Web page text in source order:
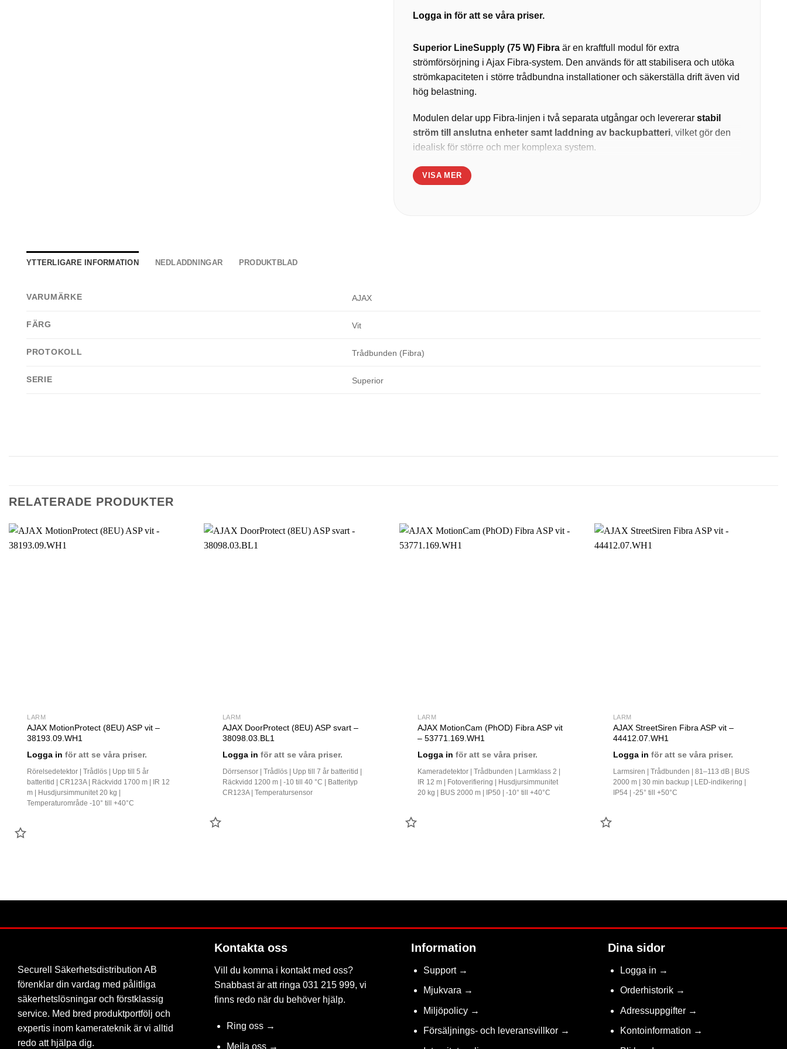
Logga in för att se våra priser.
Superior LineSupply (75 W) Fibra är en kraftfull modul för extra
strömförsörjning i Ajax Fibra-system. Den används för att stabilisera och utöka
strömkapaciteten i större trådbundna installationer och säkerställa drift även vid
hög belastning.
Modulen delar upp Fibra-linjen i två separata utgångar och levererar stabil
ström till anslutna enheter samt laddning av backupbatteri, vilket gör den
idealisk för större och mer komplexa system.
Egenskaper:
VISA MER
YTTERLIGARE INFORMATION NEDLADDNINGAR PRODUKTBLAD
VARUMÄRKE AJAX
FÄRG Vit
PROTOKOLL Trådbunden (Fibra)
SERIE Superior
RELATERADE PRODUKTER
LARM
AJAX MotionProtect (8EU) ASP vit –
38193.09.WH1
Logga in för att se våra priser.
Rörelsedetektor | Trådlös | Upp till 5 år
batteritid | CR123A | Räckvidd 1700 m | IR 12
m | Husdjursimmunitet 20 kg |
Temperaturområde -10° till +40°C
LARM
AJAX DoorProtect (8EU) ASP svart –
38098.03.BL1
Logga in för att se våra priser.
Dörrsensor | Trådlös | Upp till 7 år batteritid |
Räckvidd 1200 m | -10 till 40 °C | Batterityp
CR123A | Temperatursensor
LARM
AJAX MotionCam (PhOD) Fibra ASP vit
– 53771.169.WH1
Logga in för att se våra priser.
Kameradetektor | Trådbunden | Larmklass 2 |
IR 12 m | Fotoverifiering | Husdjursimmunitet
20 kg | BUS 2000 m | IP50 | -10° till +40°C
LARM
AJAX StreetSiren Fibra ASP vit –
44412.07.WH1
Logga in för att se våra priser.
Larmsiren | Trådbunden | 81–113 dB | BUS
2000 m | 30 min backup | LED-indikering |
IP54 | -25° till +50°C
Securell Säkerhetsdistribution AB
förenklar din vardag med pålitliga
säkerhetslösningar och förstklassig
service. Med bred produktportfölj och
expertis inom kamerateknik är vi alltid
redo att hjälpa dig.
Kontakta oss
Vill du komma i kontakt med oss?
Snabbast är att ringa 031 215 999, vi
finns redo när du behöver hjälp.
Ring oss →
Mejla oss →
Information
Support →
Mjukvara →
Miljöpolicy →
Försäljnings- och leveransvillkor →
Dina sidor
Logga in →
Orderhistorik →
Adressuppgifter →
Kontoinformation →